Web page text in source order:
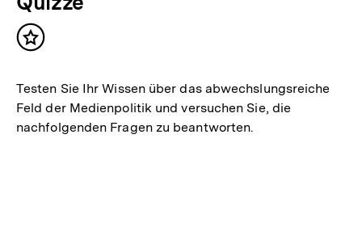
Inhalt
Testen Sie Ihr Wissen über das abwechslungsreiche
Feld der Medienpolitik und versuchen Sie, die
nachfolgenden Fragen zu beantworten.